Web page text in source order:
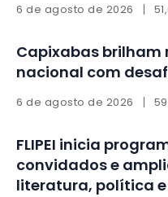
6 de agosto de 2026
Capixabas brilham
nacional com
6 de agosto de 2026
FLIPEI inicia
convidados e
literatura, política